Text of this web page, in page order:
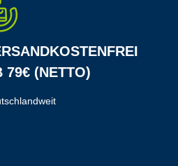
79€ (NETTO)